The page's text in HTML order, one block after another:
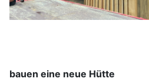
bauen eine neue Hütte